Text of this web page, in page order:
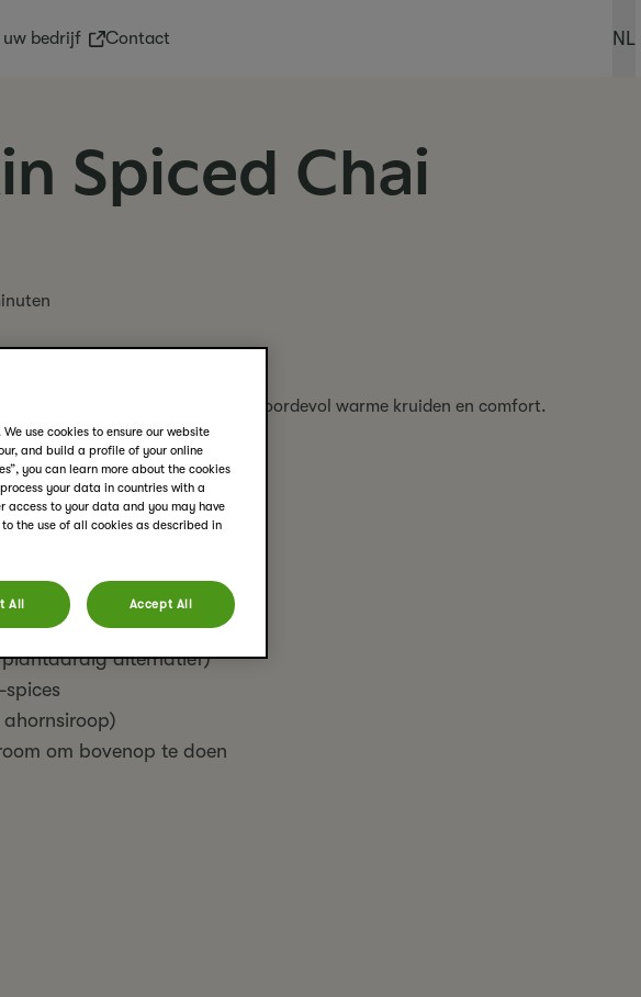
uw bedrijf(External link)
Contact NL
Spiced Chai
echte seizoensfavoriet en zit boordevol warme kruiden en comfort.
poeder
plantaardig alternatief)
spices
om bovenop te doen
use cookies to ensure our website
and build a profile of your online
you can learn more about the cookies
your data in countries with a
access to your data and you may have
the use of all cookies as described in
All Accept All